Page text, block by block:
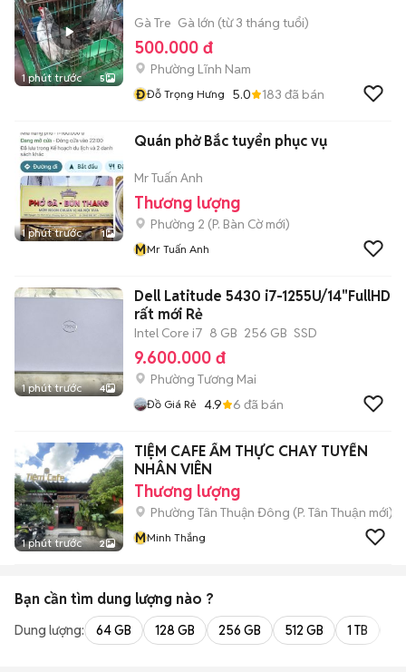
1 phút trước 5
Gà Tre Gà lớn (từ 3 tháng tuổi)
500.000 đ
Phường Lĩnh Nam
ĐĐỗ Trọng Hưng 5.0 183 đã bán
1 phút trước 1
Quán phở Bắc tuyển phục vụ
Mr Tuấn Anh
Thương lượng
Phường 2 (P. Bàn Cờmới)
MMr Tuấn Anh
1 phút trước 4
Dell Latitude 5430 i7-1255U/14"FullHD
rất mới Rẻ
Intel Core i7 8 GB 256 GB SSD
9.600.000 đ
Phường Tương Mai
Đồ Giá Rẻ 4.9 6 đã bán
1 phút trước 2
TIỆM CAFE ẨM THỰC CHAY TUYỂN
NHÂN VIÊN
Thương lượng
Phường Tân Thuận Đông (P. Tân Thuận mới)
MMinh Thắng
Bạn cần tìm dung lượng nào ?
Dung lượng: 64 GB 128 GB 256 GB 512 GB 1 TB